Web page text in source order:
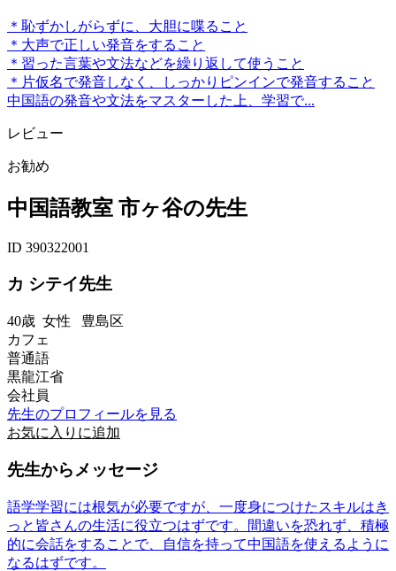
＊恥ずかしがらずに、大胆に喋ること
＊大声で正しい発音をすること
＊習った言葉や文法などを繰り返して使うこと
＊片仮名で発音しなく、しっかりピンインで発音すること
中国語の発音や文法をマスターした上、学習で...
レビュー
お勧め
中国語教室 市ヶ谷の先生
ID 390322001
カ シテイ先生
40歳 女性 豊島区
カフェ
普通語
黒龍江省
会社員
先生のプロフィールを見る
お気に入りに追加
先生からメッセージ
語学学習には根気が必要ですが、一度身につけたスキルはき
っと皆さんの生活に役立つはずです。間違いを恐れず、積極
的に会話をすることで、自信を持って中国語を使えるように
なるはずです。